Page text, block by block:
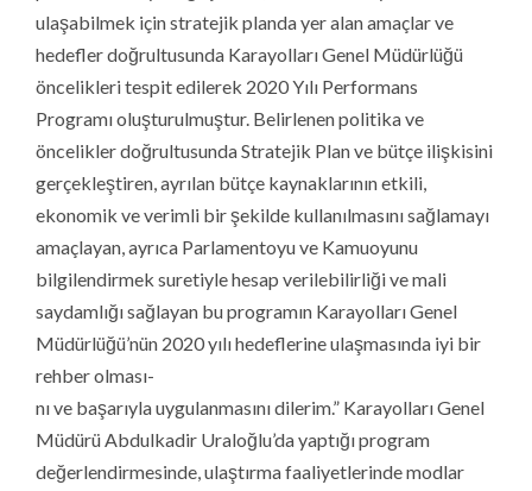
ulaşabilmek için stratejik planda yer alan amaçlar ve
hedefler doğrultusunda Karayolları Genel Müdürlüğü
öncelikleri tespit edilerek 2020 Yılı Performans
Programı oluşturulmuştur. Belirlenen politika ve
öncelikler doğrultusunda Stratejik Plan ve bütçe ilişkisini
gerçekleştiren, ayrılan bütçe kaynaklarının etkili,
ekonomik ve verimli bir şekilde kullanılmasını sağlamayı
amaçlayan, ayrıca Parlamentoyu ve Kamuoyunu
bilgilendirmek suretiyle hesap verilebilirliği ve mali
saydamlığı sağlayan bu programın Karayolları Genel
Müdürlüğü’nün 2020 yılı hedeflerine ulaşmasında iyi bir
rehber olması-
nı ve başarıyla uygulanmasını dilerim.” Karayolları Genel
Müdürü Abdulkadir Uraloğlu’da yaptığı program
değerlendirmesinde, ulaştırma faaliyetlerinde modlar